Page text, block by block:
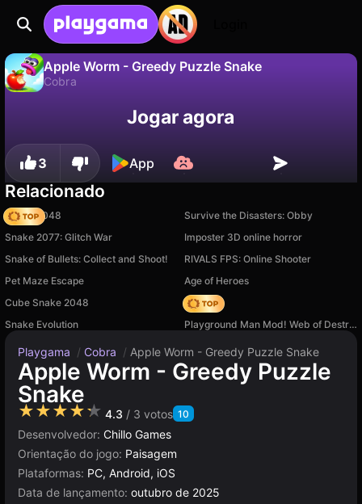
Apple Worm - Greedy Puzzle Snake
Cobra
Salve o progresso!Jogar agora
3 App
Relacionado
Snake 2048
Survive the Disasters: Obby
Snake 2077: Glitch War
Imposter 3D online horror
Snake of Bullets: Collect and Shoot!
RIVALS FPS: Online Shooter
Pet Maze Escape
Age of Heroes
Cube Snake 2048
Hedgies
Snake Evolution
Playground Man Mod! Web of Destruction!
Playgama / Cobra / Apple Worm - Greedy Puzzle Snake
Apple Worm - Greedy Puzzle
Snake
★★★★★ 4.3 / 3 votos 10
Desenvolvedor: Chillo Games
Orientação do jogo: Paisagem
Plataformas: PC, Android, iOS
Data de lançamento: outubro de 2025